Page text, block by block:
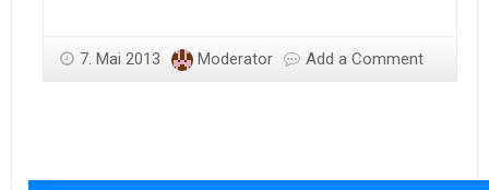
7. Mai 2013 Moderator Add a Comment